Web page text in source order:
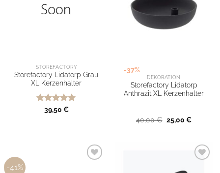
STOREFACTORY
Storefactory Lidatorp Grau
XL Kerzenhalter
Bewertet
39,50 €
-37%
DEKORATION
Storefactory Lidatorp
Anthrazit XL Kerzenhalter
40,00€ Ursprünglicher
Preis
25,00 €Aktueller
-41%